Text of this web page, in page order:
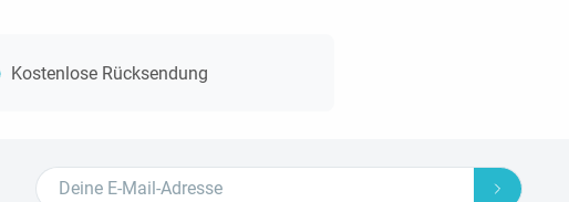
Kostenlose Rücksendung